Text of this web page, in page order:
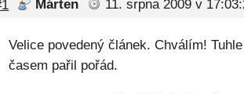
Márten 11. srpna 2009 v
Velice povedený článek. Chválím!
časem pařil pořád.